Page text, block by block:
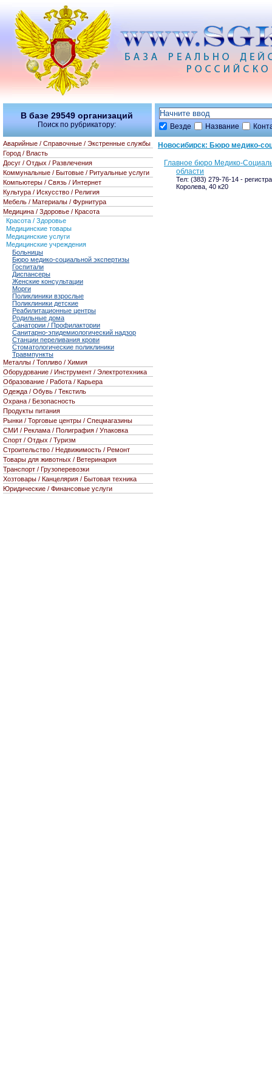
Везде Название
Новосибирск: Бюро медико-
Главное бюро Медико-
области
Тел: (383) 279-76-14 -
Королева, 40 к20
В базе 29549 организаций
Поиск по рубрикатору:
Аварийные / Справочные / Экстренные службы
Город / Власть
Досуг / Отдых / Развлечения
Коммунальные / Бытовые / Ритуальные услуги
Компьютеры / Связь / Интернет
Культура / Искусство / Религия
Мебель / Материалы / Фурнитура
Медицина / Здоровье / Красота
Красота / Здоровье
Медицинские товары
Медицинские услуги
Медицинские учреждения
Больницы
Бюро медико-социальной экспертизы
Госпитали
Диспансеры
Женские консультации
Морги
Поликлиники взрослые
Поликлиники детские
Реабилитационные центры
Родильные дома
Санатории / Профилактории
Санитарно-эпидемиологический надзор
Станции переливания крови
Стоматологические поликлиники
Травмпункты
Металлы / Топливо / Химия
Оборудование / Инструмент / Электротехника
Образование / Работа / Карьера
Одежда / Обувь / Текстиль
Охрана / Безопасность
Продукты питания
Рынки / Торговые центры / Спецмагазины
СМИ / Реклама / Полиграфия / Упаковка
Спорт / Отдых / Туризм
Строительство / Недвижимость / Ремонт
Товары для животных / Ветеринария
Транспорт / Грузоперевозки
Хозтовары / Канцелярия / Бытовая техника
Юридические / Финансовые услуги